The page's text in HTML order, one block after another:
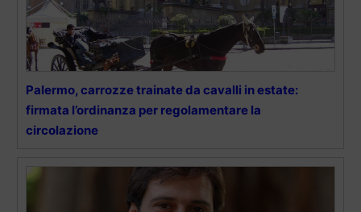
Palermo, carrozze trainate da cavalli in estate:
firmata l’ordinanza per regolamentare la
circolazione